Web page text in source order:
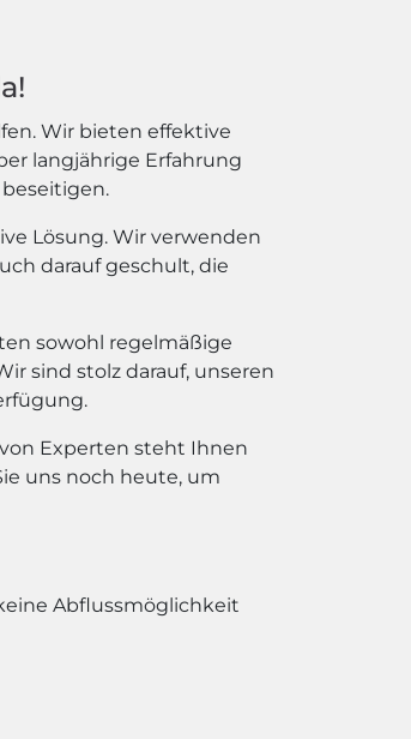
Wir bieten effektive
langjährige Erfahrung
Lösung. Wir verwenden
darauf geschult, die
sowohl regelmäßige
sind stolz darauf, unseren
Experten steht Ihnen
uns noch heute, um
Abflussmöglichkeit